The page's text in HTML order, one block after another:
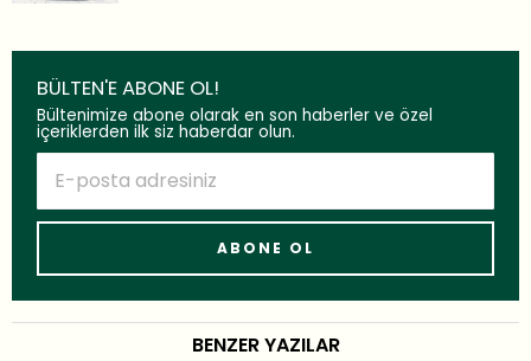
BÜLTEN'E ABONE OL!
Bültenimize abone olarak en son haberler ve özel
içeriklerden ilk siz haberdar olun.
BENZER YAZILAR